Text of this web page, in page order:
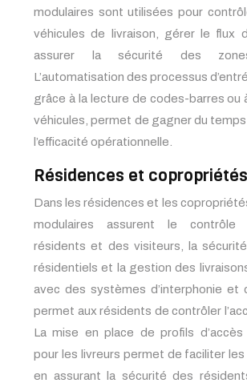
modulaires sont utilisées pour
véhicules de livraison, gérer le flux
assurer la sécurité des
L’automatisation des processus
grâce à la lecture de codes-barres ou
véhicules, permet de gagner du temps
l’efficacité opérationnelle.
Résidences et copropriétés
Dans les résidences et les
modulaires assurent le contrôle
résidents et des visiteurs, la
résidentiels et la gestion des
avec des systèmes d’interphonie et
permet aux résidents de contrôler
La mise en place de profils d’accès
pour les livreurs permet de faciliter
en assurant la sécurité des